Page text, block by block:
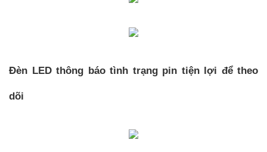
Đèn LED thông báo tình trạng pin tiện lợi để theo
dõi